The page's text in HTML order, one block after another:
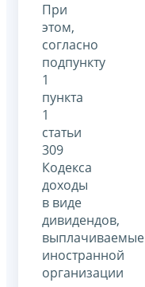
При
этом,
согласно
подпункту
1
пункта
1
статьи
309
Кодекса
доходы
в виде
дивидендов,
выплачиваемые
иностранной
организации